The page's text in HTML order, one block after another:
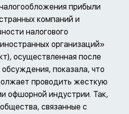
прибыли
компаний и
налогового
организаций»
осуществленная после
обсуждения, показала, что
проводить жесткую
офшорной индустрии. Так,
связанные с